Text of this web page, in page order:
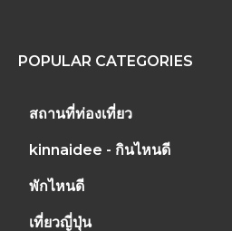
POPULAR CATEGORIES
สถานที่ท่องเที่ยว
kinnaidee - กินไหนดี
พักไหนดี
เที่ยวญี่ปุ่น